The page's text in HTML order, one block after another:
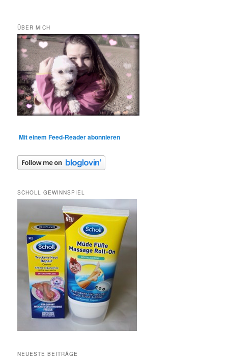
ÜBER MICH
Mit einem Feed-Reader abonnieren
SCHOLL GEWINNSPIEL
NEUESTE BEITRÄGE